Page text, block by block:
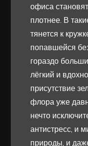
офиса
плотнее. В
тянется к
попавшейся
гораздо
лёгкий и
присутствие
флора уже
нечто
антистресс, и
природы, и